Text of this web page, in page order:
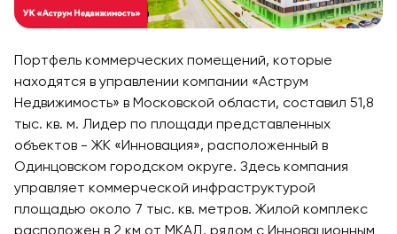
Портфель коммерческих помещений, которые
находятся в управлении компании «Аструм
Недвижимость» в Московской области, составил 51,8
тыс. кв. м. Лидер по площади представленных
объектов - ЖК «Инновация», расположенный в
Одинцовском городском округе. Здесь компания
управляет коммерческой инфраструктурой
площадью около 7 тыс. кв. метров. Жилой комплекс
расположен в 2 км от МКАД, рядом с Инновационным